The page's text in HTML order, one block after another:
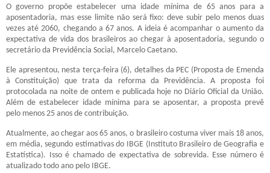
O governo propõe estabelecer uma idade mínima de 65 anos para a
aposentadoria, mas esse limite não será fixo: deve subir pelo menos duas
vezes até 2060, chegando a 67 anos. A ideia é acompanhar o aumento da
expectativa de vida dos brasileiros ao chegar à aposentadoria, segundo o
secretário da Previdência Social, Marcelo Caetano.
Ele apresentou, nesta terça-feira (6), detalhes da PEC (Proposta de Emenda
à Constituição) que trata da reforma da Previdência. A proposta foi
protocolada na noite de ontem e publicada hoje no Diário Oficial da União.
Além de estabelecer idade mínima para se aposentar, a proposta prevê
pelo menos 25 anos de contribuição.
Atualmente, ao chegar aos 65 anos, o brasileiro costuma viver mais 18 anos,
em média, segundo estimativas do IBGE (Instituto Brasileiro de Geografia e
Estatística). Isso é chamado de expectativa de sobrevida. Esse número é
atualizado todo ano pelo IBGE.